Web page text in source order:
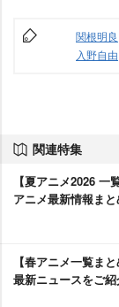
関根明良
入野自由
関連特集
【夏アニメ2026
アニメ最新情報まと
【春アニメ一覧ま
最新ニュースをご紹